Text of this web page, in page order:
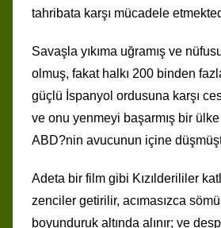
tahribata karşı mücadele
Savaşla yıkıma uğramış ve
olmuş, fakat halkı 200 binden
güçlü İspanyol ordusuna karşı
ve onu yenmeyi başarmış bir
ABD?nin avucunun içine
Adeta bir film gibi Kızılderililer
zenciler getirilir, acımasızca
boyunduruk altında alınır; ve